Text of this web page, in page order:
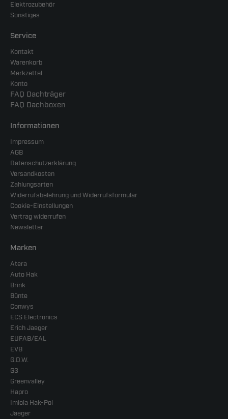
Elektrozubehör
Sonstiges
Service
Kontakt
Warenkorb
Merkzettel
Konto
FAQ Dachträger
FAQ Dachboxen
Informationen
Impressum
AGB
Datenschutzerklärung
Versandkosten
Zahlungsarten
Widerrufsbelehrung und Widerrufsformular
Cookie-Einstellungen
Vertrag widerrufen
Newsletter
Marken
Atera
Auto Hak
Brink
Bünte
Conwys
ECS Electronics
Erich Jaeger
EUFAB/EAL
EVB
G.D.W.
G3
Greenvalley
Hapro
Imiola Hak-Pol
Jaeger